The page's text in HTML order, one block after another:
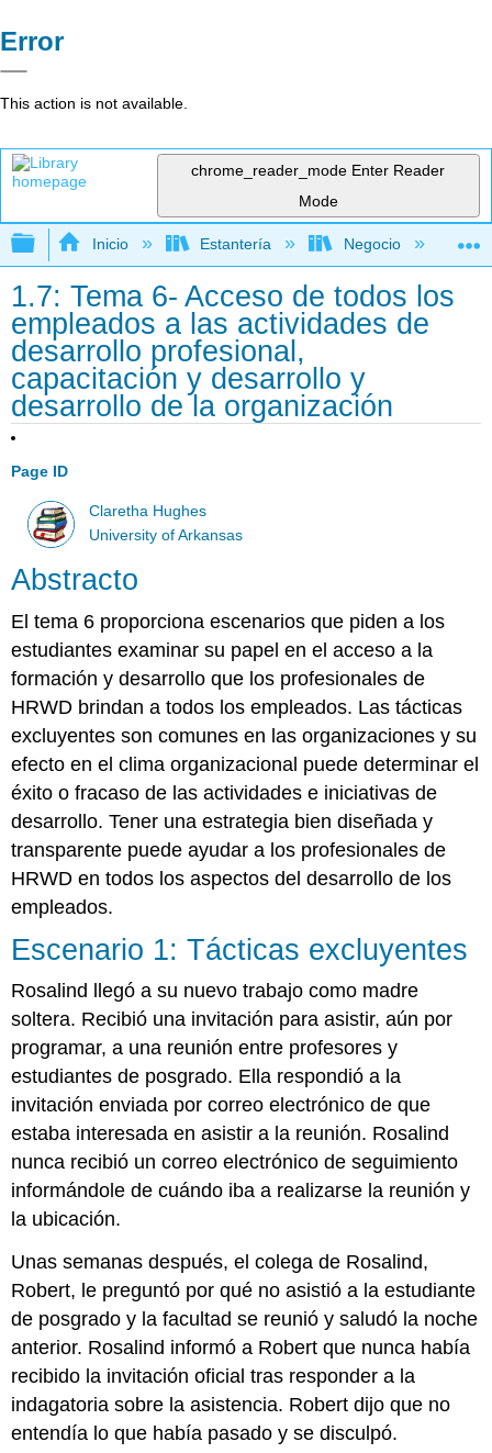
Error
This action is not available.
chrome_reader_mode Enter Reader
Mode
Expandir/contraer jerarquía global
Inicio Estantería Negocio
1.7: Tema 6- Acceso de todos los
empleados a las actividades de
desarrollo profesional,
capacitación y desarrollo y
desarrollo de la organización
Page ID
Claretha Hughes
University of Arkansas
Abstracto
El tema 6 proporciona escenarios que piden a los
estudiantes examinar su papel en el acceso a la
formación y desarrollo que los profesionales de
HRWD brindan a todos los empleados. Las tácticas
excluyentes son comunes en las organizaciones y su
efecto en el clima organizacional puede determinar el
éxito o fracaso de las actividades e iniciativas de
desarrollo. Tener una estrategia bien diseñada y
transparente puede ayudar a los profesionales de
HRWD en todos los aspectos del desarrollo de los
empleados.
Escenario 1: Tácticas excluyentes
Rosalind llegó a su nuevo trabajo como madre
soltera. Recibió una invitación para asistir, aún por
programar, a una reunión entre profesores y
estudiantes de posgrado. Ella respondió a la
invitación enviada por correo electrónico de que
estaba interesada en asistir a la reunión. Rosalind
nunca recibió un correo electrónico de seguimiento
informándole de cuándo iba a realizarse la reunión y
la ubicación.
Unas semanas después, el colega de Rosalind,
Robert, le preguntó por qué no asistió a la estudiante
de posgrado y la facultad se reunió y saludó la noche
anterior. Rosalind informó a Robert que nunca había
recibido la invitación oficial tras responder a la
indagatoria sobre la asistencia. Robert dijo que no
entendía lo que había pasado y se disculpó.